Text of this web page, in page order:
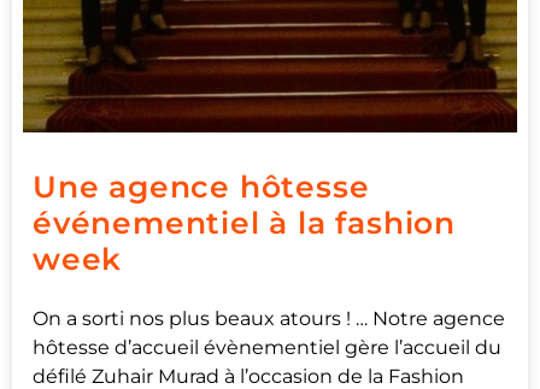
Une agence hôtesse
événementiel à la fashion
week
On a sorti nos plus beaux atours ! … Notre agence
hôtesse d’accueil évènementiel gère l’accueil du
défilé Zuhair Murad à l’occasion de la Fashion